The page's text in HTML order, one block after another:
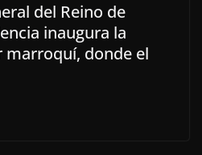
del Reino de
inaugura la
marroquí, donde el